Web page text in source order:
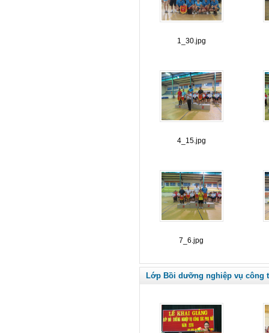
1_30.jpg
4_15.jpg
7_6.jpg
Lớp Bồi dưỡng nghiệp vụ công